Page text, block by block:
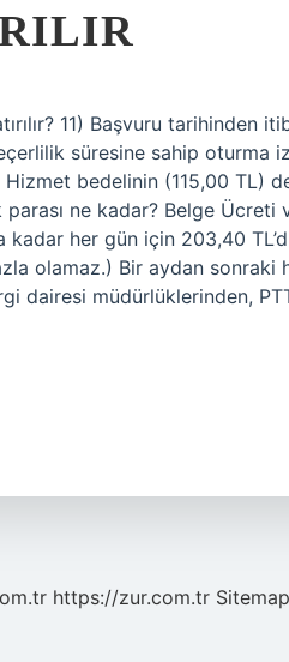
11) Başvuru tarihinden
süresine sahip oturma
bedelinin (115,00 TL)
ne kadar? Belge Ücreti
kadar her gün için 203,40
olamaz.) Bir aydan
dairesi müdürlüklerinden,
https://zur.com.tr Sitemap